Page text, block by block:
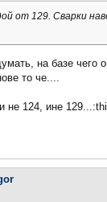
от 129. Сварки
на базе чего
то че....
и не 124, ине